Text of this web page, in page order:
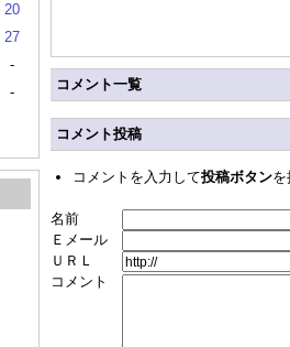
20
27
-
-
コメント一覧
コメント投稿
コメントを入力して投稿ボタン
名前
Ｅメール
ＵＲＬ
コメント